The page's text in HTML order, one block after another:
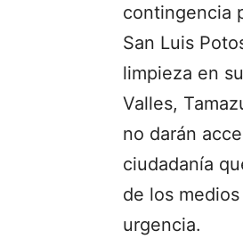
contingencia
San Luis
limpieza en
Valles,
no darán
ciudadanía
de los
urgencia.